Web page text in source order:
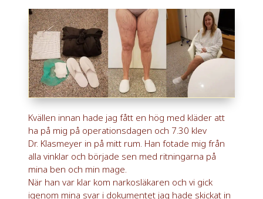
Kvällen innan hade jag fått en hög med kläder att
ha på mig på operationsdagen och 7.30 klev
Dr. Klasmeyer in på mitt rum. Han fotade mig från
alla vinklar och började sen med ritningarna på
mina ben och min mage.
När han var klar kom narkosläkaren och vi gick
igenom mina svar i dokumentet jag hade skickat in